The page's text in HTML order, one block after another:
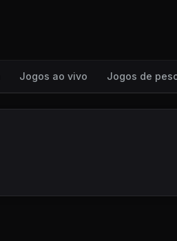
Jogos ao vivo Jogos de